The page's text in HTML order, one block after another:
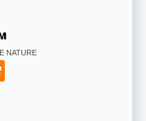
NATURE